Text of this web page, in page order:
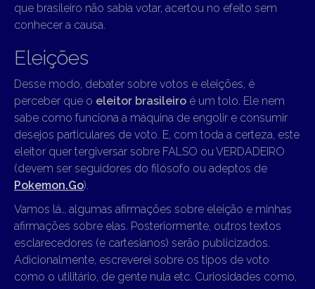
que brasileiro não sabia votar, acertou no efeito sem
conhecer a causa.
Eleições
Desse modo, debater sobre votos e eleições, é
perceber que o eleitor brasileiro é um tolo. Ele nem
sabe como funciona a máquina de engolir e consumir
desejos particulares de voto. E, com toda a certeza, este
eleitor quer tergiversar sobre FALSO ou VERDADEIRO
(devem ser seguidores do filósofo ou adeptos de
Pokemon.Go).
Vamos lá… algumas afirmações sobre eleição e minhas
afirmações sobre elas. Posteriormente, outros textos
esclarecedores (e cartesianos) serão publicizados.
Adicionalmente, escreverei sobre os tipos de voto
como o utilitário, de gente nula etc. Curiosidades como,